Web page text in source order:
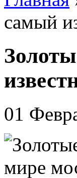
самый
01